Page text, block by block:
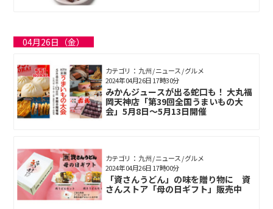
04月26日（金）
カテゴリ： 九州 / ニュース / グルメ
みかんジュースが出る蛇口も！ 大丸福
岡天神店「第39回全国うまいもの大
会」5月8日～5月13日開催
2024年04月26日 17時30分
カテゴリ： 九州 / ニュース / グルメ
「資さんうどん」の味を贈り物に 資
さんストア「母の日ギフト」販売中
2024年04月26日 17時00分